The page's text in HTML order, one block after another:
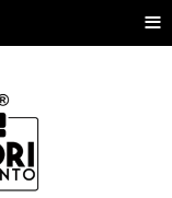
≡